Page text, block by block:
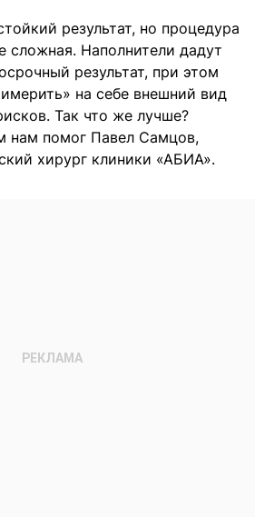
результат, но процедура
сложная. Наполнители дадут
результат, при этом
на себе внешний вид
Так что же лучше?
нам помог Павел Самцов,
хирург клиники «АБИА».